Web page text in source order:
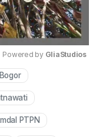
Powered by GliaStudios
PTPN